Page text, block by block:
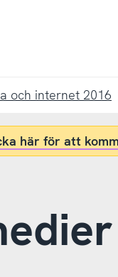
och internet 2016
här för att